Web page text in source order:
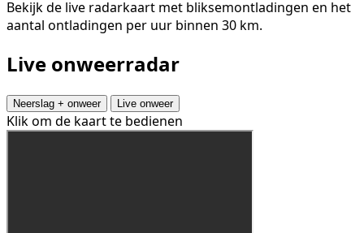
Bekijk de live radarkaart met bliksemontladingen en het
aantal ontladingen per uur binnen 30 km.
Live onweerradar
Neerslag + onweer Live onweer
Klik om de kaart te bedienen